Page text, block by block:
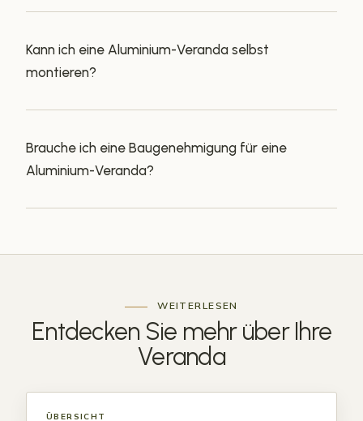
Kann ich eine Aluminium-Veranda selbst
montieren?
Brauche ich eine Baugenehmigung für eine
Aluminium-Veranda?
WEITERLESEN
Entdecken Sie mehr über Ihre
Veranda
ÜBERSICHT